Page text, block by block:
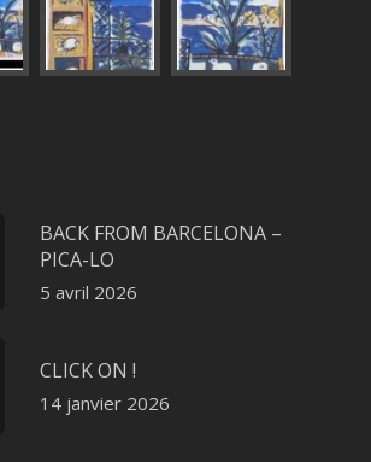
BACK FROM BARCELONA –
PICA-LO
5 avril 2026
CLICK ON !
14 janvier 2026